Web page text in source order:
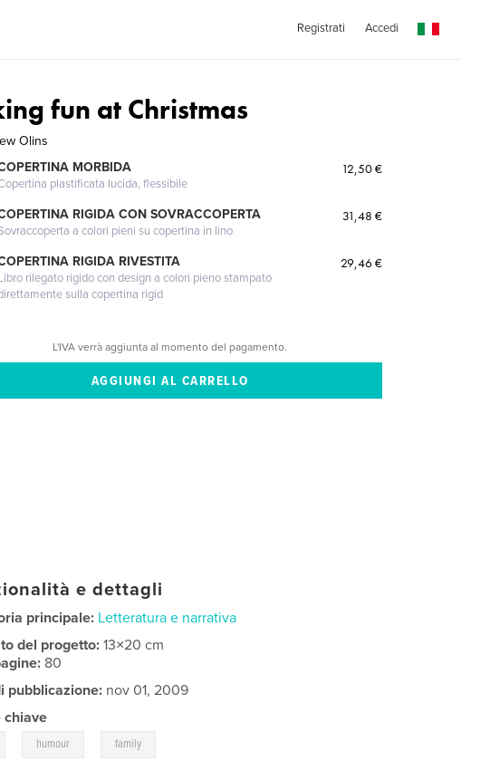
Registrati Accedi
fun at Christmas
Olins
MORBIDA
plastificata lucida, flessibile
12,50 €
RIGIDA CON SOVRACCOPERTA
a colori pieni su copertina in lino
31,48 €
RIGIDA RIVESTITA
rilegato rigido con design a colori pieno stampato
sulla copertina rigid
29,46 €
L'IVA verrà aggiunta al momento del pagamento.
e dettagli
principale: Letteratura e narrativa
del progetto:13×20 cm
80
pubblicazione: nov 01, 2009
chiave
humour family